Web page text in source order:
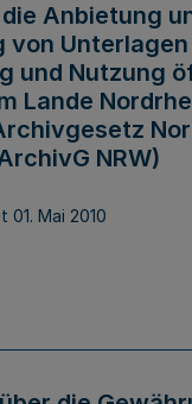
Anbietung
von
und Nutzung
Lande
NRW)
01. Mai 2010